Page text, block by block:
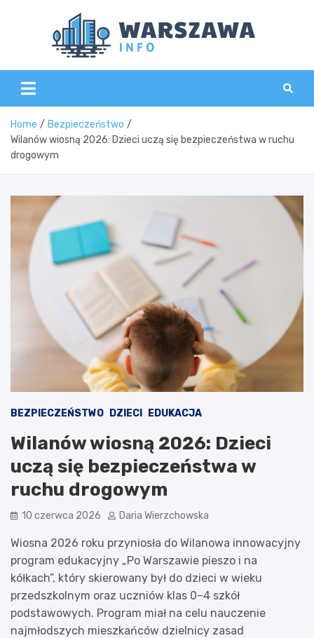
Home
Bezpieczeństwo
Wilanów wiosną 2026: Dzieci uczą się bezpieczeństwa w ruchu
drogowym
BEZPIECZEŃSTWO DZIECI EDUKACJA
Wilanów wiosną 2026: Dzieci
uczą się bezpieczeństwa w
ruchu drogowym
10 czerwca 2026 Daria Wierzchowska
Wiosna 2026 roku przyniosła do Wilanowa innowacyjny
program edukacyjny „Po Warszawie pieszo i na
kółkach”, który skierowany był do dzieci w wieku
przedszkolnym oraz uczniów klas 0–4 szkół
podstawowych. Program miał na celu nauczenie
najmłodszych mieszkańców dzielnicy zasad